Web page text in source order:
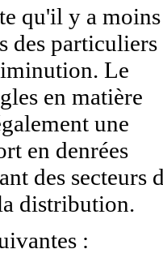
qu'il y a moins
des particuliers
Le
en matière
une
en denrées
des secteurs
distribution.
: